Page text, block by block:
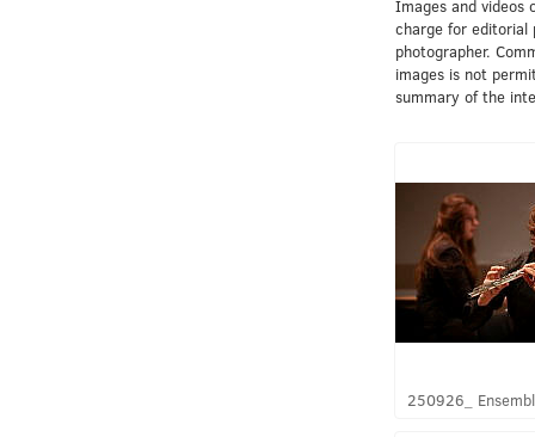
Images and videos
charge for editorial
photographer.
images is not
summary of the